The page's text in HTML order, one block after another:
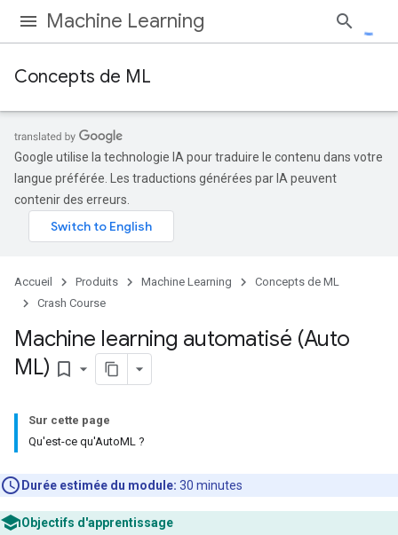
Machine Learning
Concepts de ML
Google utilise la technologie IA pour traduire le contenu dans votre
langue préférée. Les traductions générées par IA peuvent
contenir des erreurs.
Accueil Produits Machine Learning
Concepts de ML
Crash Course
Machine learning automatisé (Auto
ML) bookmark_border
Sur cette page
Qu'est-ce qu'AutoML ?
Durée estimée du module: 30 minutes
Objectifs d'apprentissage